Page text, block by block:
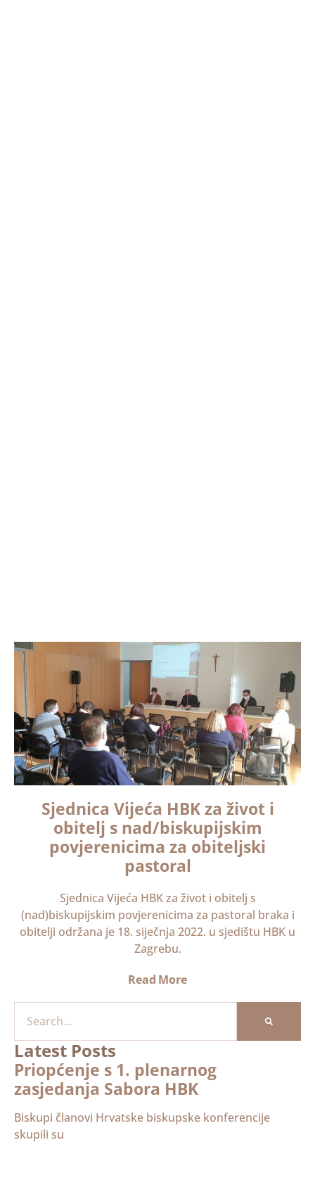
Sjednica Vijeća HBK za život i
obitelj s nad/biskupijskim
povjerenicima za obiteljski
pastoral
Sjednica Vijeća HBK za život i obitelj s
(nad)biskupijskim povjerenicima za pastoral braka i
obitelji održana je 18. siječnja 2022. u sjedištu HBK u
Zagrebu.
Read More
Latest Posts
Priopćenje s 1. plenarnog
zasjedanja Sabora HBK
Biskupi članovi Hrvatske biskupske konferencije
skupili su